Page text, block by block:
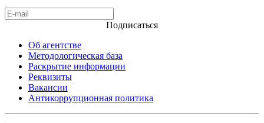
Подписаться
Об агентстве
Методологическая база
Раскрытие информации
Реквизиты
Вакансии
Антикоррупционная политика